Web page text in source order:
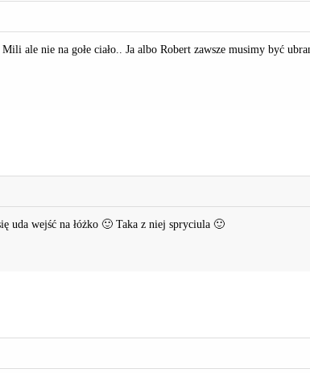
ale nie na gołe ciało.. Ja albo Robert zawsze musimy być
uda wejść na łóżko 🙂 Taka z niej spryciula 🙂